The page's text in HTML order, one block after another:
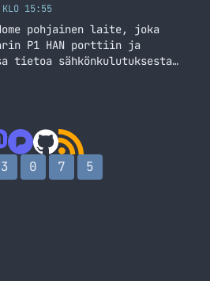
KLO 15:55
pohjainen laite, joka
P1 HAN porttiin ja
tietoa sähkönkulutuksesta
3 0 7 5